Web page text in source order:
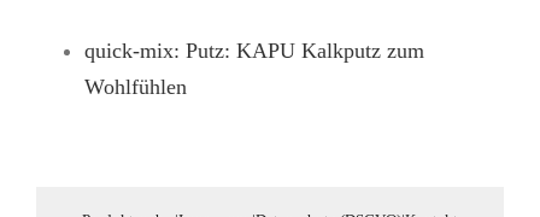
quick-mix: Putz: KAPU Kalkputz zum
Wohlfühlen